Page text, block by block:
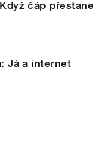
čáp přestane
Já a internet